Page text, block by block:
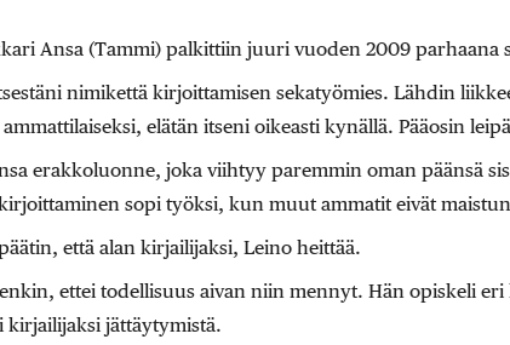
Ansa (Tammi) palkittiin juuri vuoden 2009 parhaana
nimikettä kirjoittamisen sekatyömies. Lähdin
elätän itseni oikeasti kynällä. Pääosin
erakkoluonne, joka viihtyy paremmin oman päänsä
sopi työksi, kun muut ammatit eivät
että alan kirjailijaksi, Leino heittää.
ettei todellisuus aivan niin mennyt. Hän opiskeli
kirjailijaksi jättäytymistä.